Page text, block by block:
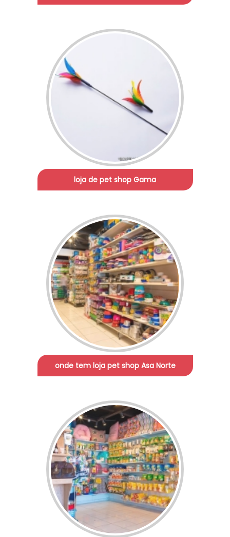
loja de pet shop Gama
onde tem loja pet shop Asa Norte